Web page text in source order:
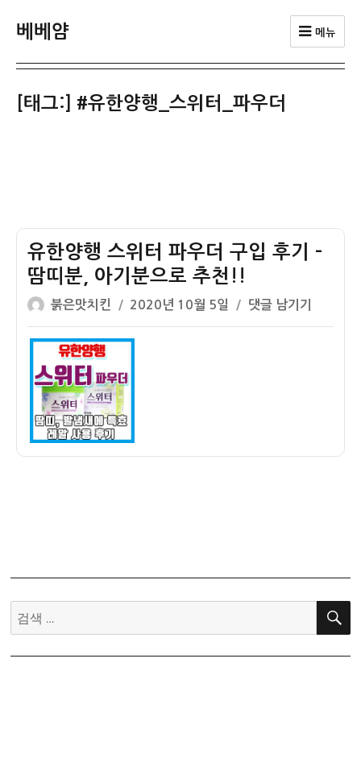
베베얌 메뉴
[태그:] #유한양행_스위터_파우더
유한양행 스위터 파우더 구입 후기 –
땀띠분, 아기분으로 추천!!
글
쓴
이
붉은맛치킨
작
성
일
2020년 10월 5일
유
한
댓글 남기기
검
색:
검